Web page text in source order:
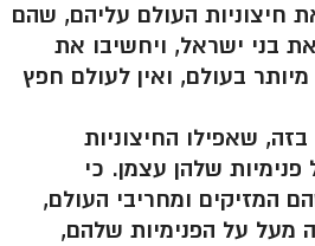
חיצוניות העולם עליהם, שהם
את בני ישראל, ויחשיבו את
בעולם, ואין לעולם חפץ
שאפילו החיצוניות
שלהן עצמן. כי
המזיקים ומחריבי העולם,
מעל על הפנימיות שלהם,